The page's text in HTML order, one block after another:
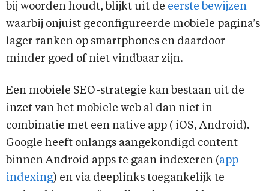
bij woorden houdt, blijkt uit de eerste bewijzen
waarbij onjuist geconfigureerde mobiele pagina’s
lager ranken op smartphones en daardoor
minder goed of niet vindbaar zijn.
Een mobiele SEO-strategie kan bestaan uit de
inzet van het mobiele web al dan niet in
combinatie met een native app ( iOS, Android).
Google heeft onlangs aangekondigd content
binnen Android apps te gaan indexeren (app
indexing) en via deeplinks toegankelijk te